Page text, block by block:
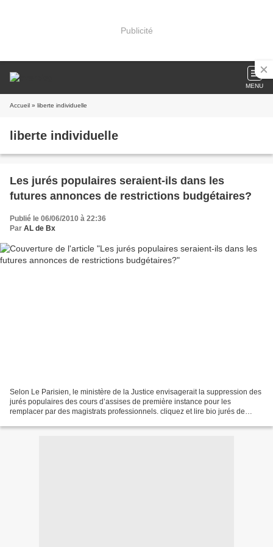
Publicité
MENU
Accueil » liberte individuelle
liberte individuelle
Les jurés populaires seraient-ils dans les
futures annonces de restrictions budgétaires?
Publié le 06/06/2010 à 22:36
Par AL de Bx
Selon Le Parisien, le ministère de la Justice envisagerait la suppression des
jurés populaires des cours d’assises de première instance pour les
remplacer par des magistrats professionnels. cliquez et lire bio jurés de